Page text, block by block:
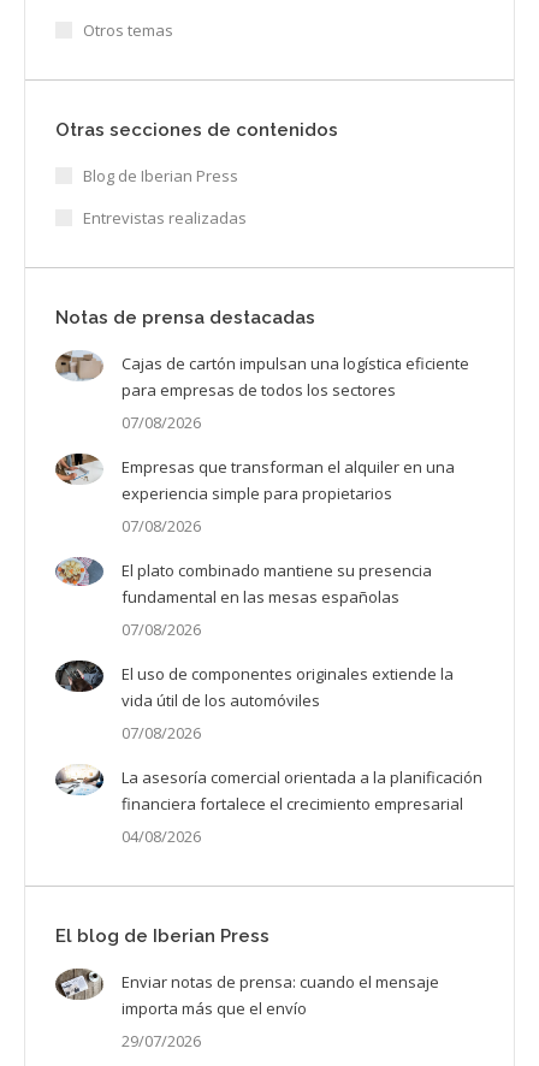
Otros temas
Otras secciones de contenidos
Blog de Iberian Press
Entrevistas realizadas
Notas de prensa destacadas
Cajas de cartón impulsan una logística eficiente
para empresas de todos los sectores
07/08/2026
Empresas que transforman el alquiler en una
experiencia simple para propietarios
07/08/2026
El plato combinado mantiene su presencia
fundamental en las mesas españolas
07/08/2026
El uso de componentes originales extiende la
vida útil de los automóviles
07/08/2026
La asesoría comercial orientada a la planificación
financiera fortalece el crecimiento empresarial
04/08/2026
El blog de Iberian Press
Enviar notas de prensa: cuando el mensaje
importa más que el envío
29/07/2026